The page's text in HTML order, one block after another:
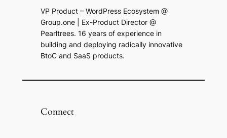
VP Product – WordPress Ecosystem @
Group.one | Ex-Product Director @
Pearltrees. 16 years of experience in
building and deploying radically innovative
BtoC and SaaS products.
Connect